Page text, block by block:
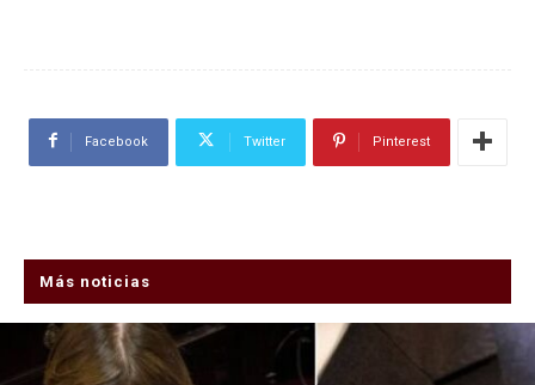
Facebook Twitter Pinterest
Más noticias